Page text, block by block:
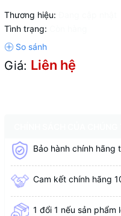
Thương hiệu:
Tình trạng:
Giá: Liên hệ
Bảo hành chính hãng
Cam kết chính hãng
1 đổi 1 nếu sản phẩm